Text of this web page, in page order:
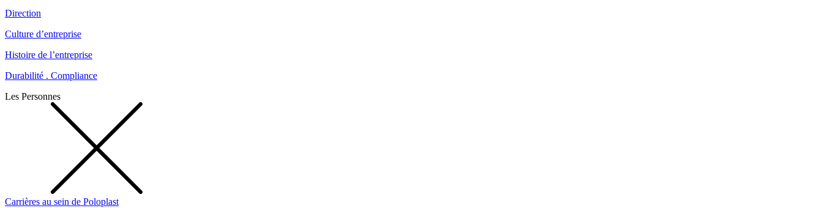
Direction
Culture d’entreprise
Histoire de l’entreprise
Durabilité . Compliance
Les Personnes
Carrières au sein de Poloplast